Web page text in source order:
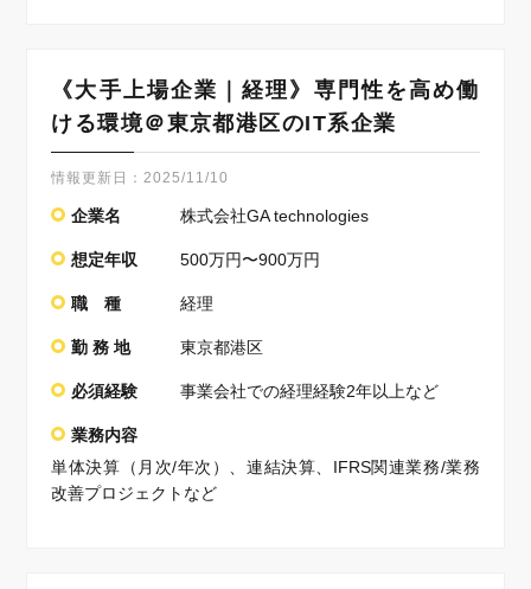
《大手上場企業｜経理》専門性を高め働
ける環境＠東京都港区のIT系企業
情報更新日：2025/11/10
企業名 株式会社GA technologies
想定年収 500万円〜900万円
職 種 経理
勤 務 地 東京都港区
必須経験 事業会社での経理経験2年以上など
業務内容
単体決算（月次/年次）、連結決算、IFRS関連業務/業務
改善プロジェクトなど